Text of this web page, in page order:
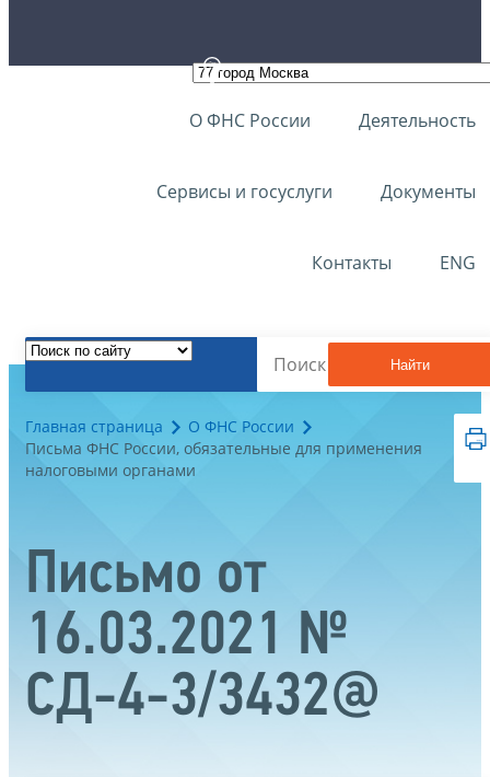
О ФНС России Деятельность
Сервисы и госуслуги Документы
Контакты ENG
Найти
Главная страница
О ФНС России
Письма ФНС России, обязательные для применения
налоговыми органами
Письмо от
16.03.2021 №
СД-4-3/3432@